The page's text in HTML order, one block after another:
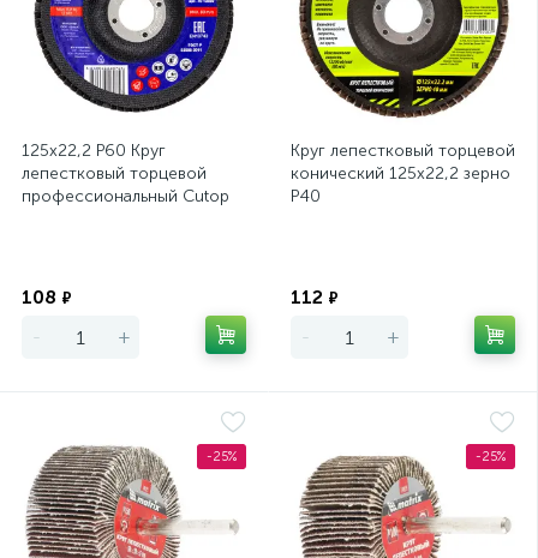
125х22,2 Р60 Круг
лепестковый торцевой
профессиональный Cutop
108 ₽
- +
Круг лепестковый торцевой
конический 125х22,2 зерно
Р40
112 ₽
- +
-25% -25%